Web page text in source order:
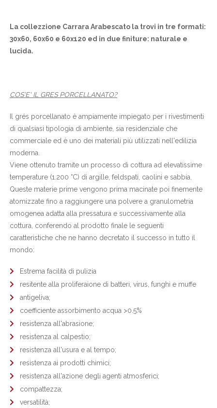
La collezzione Carrara Arabescato la trovi in tre formati:
30x60, 60x60 e 60x120 ed in due finiture: naturale e
lucida.
COS'E' IL GRES PORCELLANATO?
Il grés porcellanato è ampiamente impiegato per i rivestimenti
di qualsiasi tipologia di ambiente, sia residenziale che
commerciale ed è uno dei materiali più utilizzati nell'edilizia
moderna.
Viene ottenuto tramite un processo di cottura ad elevatissime
temperature (1.200 °C) di argille, feldspati, caolini e sabbia.
Queste materie prime vengono prima macinate poi finemente
atomizzate fino a raggiungere una polvere a granulometria
omogenea adatta alla pressatura e successivamente alla
cottura, conferendo al prodotto finale le seguenti
caratteristiche che ne hanno decretato il successo in tutto il
mondo:
Estrema facilità di pulizia
resitente alla proliferaione di batteri, virus, funghi e muffe
antigeliva;
coefficiente assorbimento acqua >0.5%
resistenza all'abrasione;
resistenza al calpestio;
resistenza all'usura e al tempo;
resistenza ai prodotti chimici;
resistenza all'azione degli agenti atmosferici;
compattezza;
versatilità;